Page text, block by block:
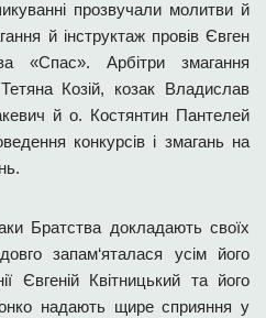
прозвучали молитви й
й інструктаж провів Євген
«Спас». Арбітри змагання
Козій, козак Владислав
й о. Костянтин Пантелей
конкурсів і змагань на
Братства докладають своїх
запам‘яталася усім його
Євгеній Квітницький та його
надають щире сприяння у